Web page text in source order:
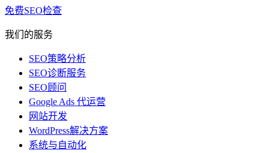
免费SEO检查
我们的服务
SEO策略分析
SEO诊断服务
SEO顾问
Google Ads 代运营
网站开发
WordPress解决方案
系统与自动化